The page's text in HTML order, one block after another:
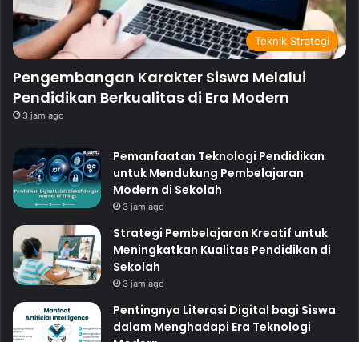
Teknik Strategi
Pengembangan Karakter Siswa Melalui
Pendidikan Berkualitas di Era Modern
3 jam ago
Pemanfaatan Teknologi Pendidikan
untuk Mendukung Pembelajaran
Modern di Sekolah
3 jam ago
Strategi Pembelajaran Kreatif untuk
Meningkatkan Kualitas Pendidikan di
Sekolah
3 jam ago
Pentingnya Literasi Digital bagi Siswa
dalam Menghadapi Era Teknologi